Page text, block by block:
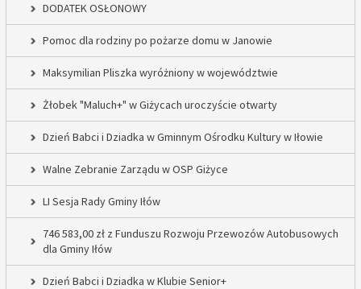
DODATEK OSŁONOWY
Pomoc dla rodziny po pożarze domu w Janowie
Maksymilian Pliszka wyróżniony w województwie
Żłobek "Maluch+" w Giżycach uroczyście otwarty
Dzień Babci i Dziadka w Gminnym Ośrodku Kultury w Iłowie
Walne Zebranie Zarządu w OSP Giżyce
LI Sesja Rady Gminy Iłów
746 583,00 zł z Funduszu Rozwoju Przewozów Autobusowych
dla Gminy Iłów
Dzień Babci i Dziadka w Klubie Senior+